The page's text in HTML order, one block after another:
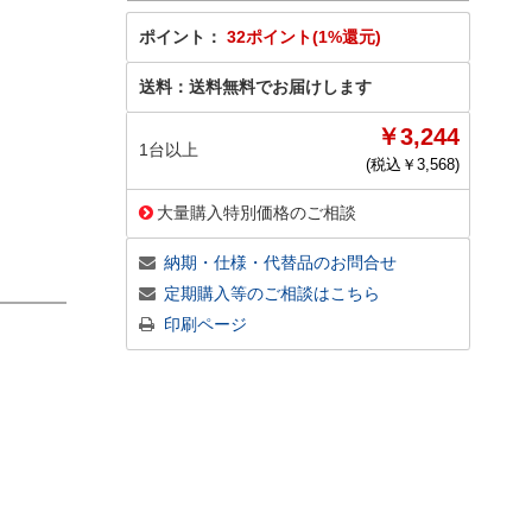
ポイント： 32ポイント(1%還元)
送料： 送料無料でお届けします
1台以上 ￥3,244
(税込￥ 3,568)
大量購入特別価格のご相談
納期・仕様・代替品のお問合せ
定期購入等のご相談はこちら
印刷ページ